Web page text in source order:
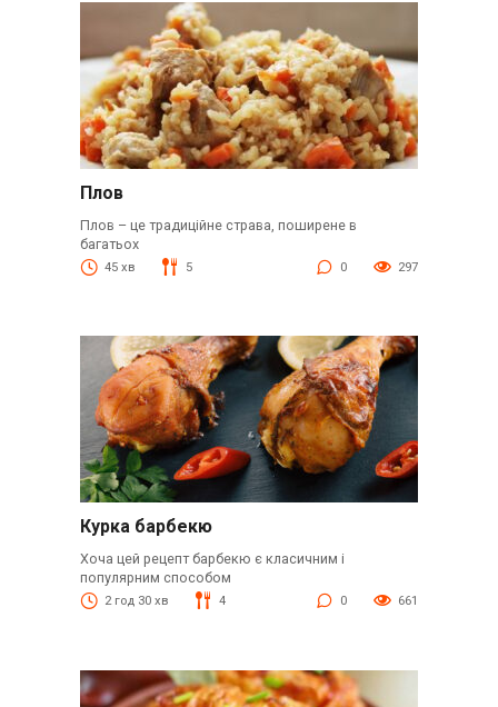
Плов
Плов – це традиційне страва, поширене в
багатьох
45 хв 5 0 297
Курка барбекю
Хоча цей рецепт барбекю є класичним і
популярним способом
2 год 30 хв 4 0 661